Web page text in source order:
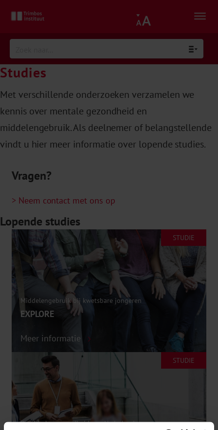
Studies
Met verschillende onderzoeken verzamelen we
kennis over mentale gezondheid en
middelengebruik. Als deelnemer of belangstellende
vindt u hier meer informatie over lopende studies.
Vragen?
> Neem contact met ons op
Lopende studies
STUDIE
Middelengebruik bij kwetsbare jongeren
EXPLORE
Meer informatie
STUDIE
Psychische gezondheid van Nederlanders